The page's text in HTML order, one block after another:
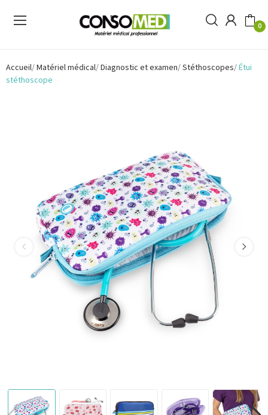
0
Accueil Matériel médical Diagnostic et examen Stéthoscopes Étui
stéthoscope